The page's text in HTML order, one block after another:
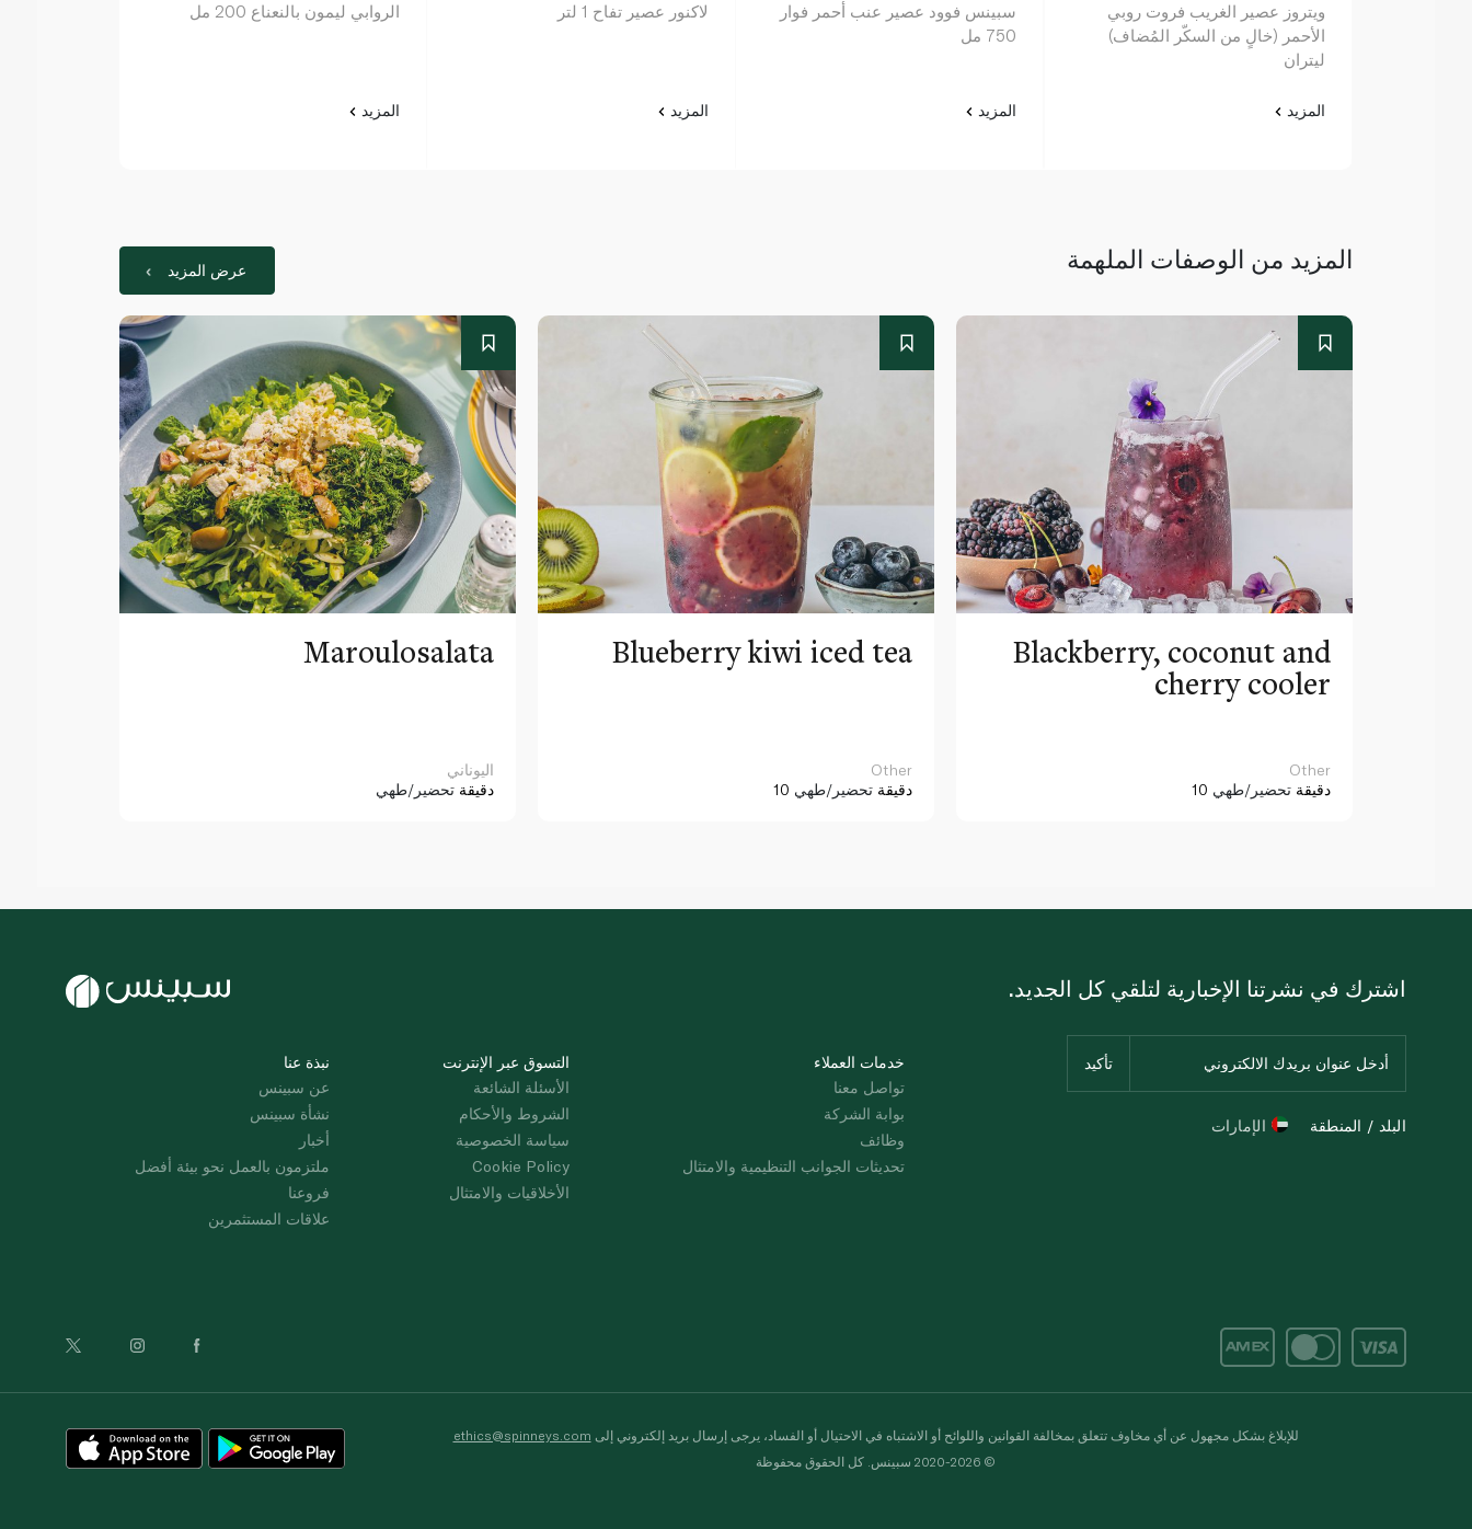
ويتروز عصير الغريب فروت روبي
الأحمر (خالٍ من السكّر المُضاف)
ليتران
المزيد
سبينس فوود عصير عنب أحمر فوار
750 مل
المزيد
لاكنور عصير تفاح 1 لتر
المزيد
الروابي ليمون بالنعناع 200 مل
المزيد
المزيد من الوصفات الملهمة عرض المزيد
Maroulosalata
اليوناني
دقيقة تحضير/طهي
Blueberry kiwi iced tea
Other
10 دقيقة تحضير/طهي
Blackberry, coconut and
cherry cooler
Other
10 دقيقة تحضير/طهي
نبذة عنا
عن سبينس
نشأة سبينس
أخبار
ملتزمون بالعمل نحو بيئة أفضل
فروعنا
علاقات المستثمرين
التسوق عبر الإنترنت
الأسئلة الشائعة
الشروط والأحكام
سياسة الخصوصية
Cookie Policy
الأخلاقيات والامتثال
خدمات العملاء
تواصل معنا
بوابة الشركة
وظائف
تحديثات الجوانب التنظيمية والامتثال
اشترك في نشرتنا الإخبارية لتلقي كل الجديد.
البلد / المنطقة الإمارات
للإبلاغ بشكل مجهول عن أي مخاوف تتعلق بمخالفة القوانين واللوائح أو الاشتباه في الاحتيال أو الفساد، يرجى إرسال بريد إلكتروني إلى ethics@spinneys.com
© 2020-2026 سبينس. كل الحقوق محفوظة